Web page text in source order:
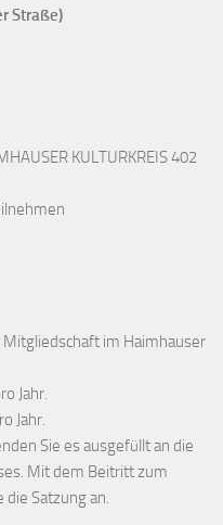
Straße)
KULTURKREIS 402
Mitgliedschaft im Haimhauser
Jahr.
Jahr.
Sie es ausgefüllt an die
Mit dem Beitritt zum
Satzung an.